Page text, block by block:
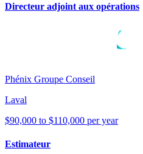
Directeur adjoint aux opérations
Phénix Groupe Conseil
Laval
$90,000 to $110,000 per year
Estimateur